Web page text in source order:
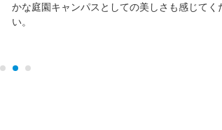
かな庭園キャンパスとしての美しさも感じてく
い。